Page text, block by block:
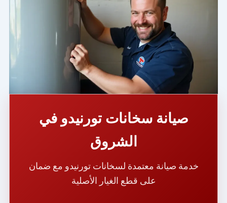
صيانة سخانات تورنيدو في
الشروق
خدمة صيانة معتمدة لسخانات تورنيدو مع ضمان
على قطع الغيار الأصلية